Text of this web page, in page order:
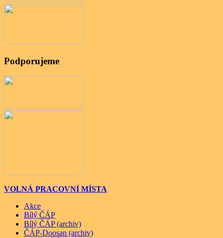
Podporujeme
VOLNÁ PRACOVNÍ MÍSTA
Akce
Bílý ČÁP
Bílý ČÁP (archiv)
ČÁP-Doosan (archiv)